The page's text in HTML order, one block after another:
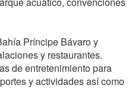
Príncipe Bávaro y
y restaurantes.
de entretenimiento para
y actividades así como